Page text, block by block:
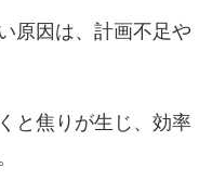
原因は、計画不足や
と焦りが生じ、効率